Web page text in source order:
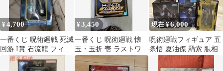
¥4,700
一番くじ 呪術廻戦 死滅
回游 I賞 石流龍 フィギ
ュア
¥3,450
一番くじ 呪術廻戦 懐
玉・玉折 壱 ラストワン
賞 五条悟 フィギュア
現在 ¥6,000
呪術廻戦フィギュア 五
条悟 夏油傑 羂索 脹相